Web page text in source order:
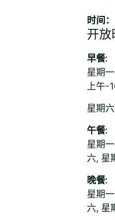
时间：
开放
早餐:
星期
上午-
星期
午餐:
星期
六, 星
晚餐:
星期
六, 星